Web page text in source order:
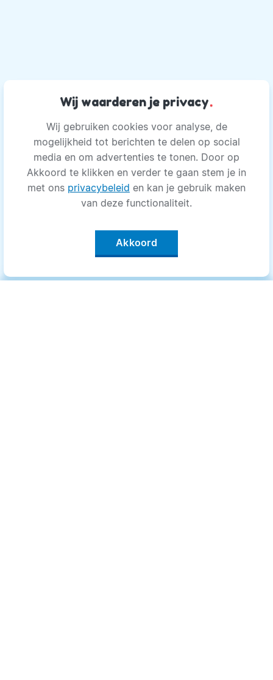
Wij waarderen je privacy.
Wij gebruiken cookies voor analyse, de
mogelijkheid tot berichten te delen op social
media en om advertenties te tonen. Door op
Akkoord te klikken en verder te gaan stem je in
met ons privacybeleid en kan je gebruik maken
van deze functionaliteit.
Akkoord